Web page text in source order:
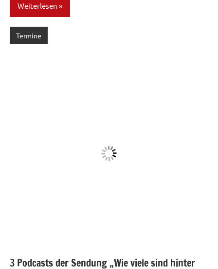
Weiterlesen
Termine
3 Podcasts der Sendung „Wie viele sind hinter